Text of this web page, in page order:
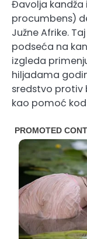
Đavolja
procumbens)
Južne Afrike.
podseća na
izgleda
hiljadama
sredstvo protiv
kao pomoć